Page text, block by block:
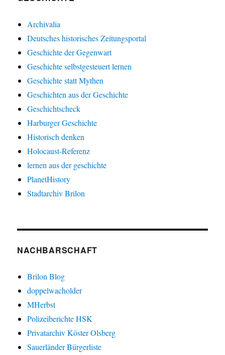
Archivalia
Deutsches historisches Zeitungsportal
Geschichte der Gegenwart
Geschichte selbstgesteuert lernen
Geschichte statt Mythen
Geschichten aus der Geschichte
Geschichtscheck
Harburger Geschichte
Historisch denken
Holocaust-Referenz
lernen aus der geschichte
PlanetHistory
Stadtarchiv Brilon
NACHBARSCHAFT
Brilon Blog
doppelwacholder
MHerbst
Polizeiberichte HSK
Privatarchiv Köster Olsberg
Sauerländer Bürgerliste